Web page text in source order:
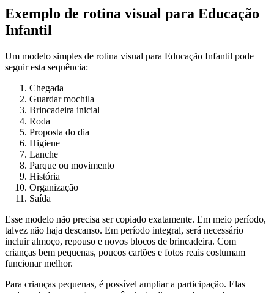
Exemplo de rotina visual para Educação
Infantil
Um modelo simples de rotina visual para Educação Infantil pode
seguir esta sequência:
Chegada
Guardar mochila
Brincadeira inicial
Roda
Proposta do dia
Higiene
Lanche
Parque ou movimento
História
Organização
Saída
Esse modelo não precisa ser copiado exatamente. Em meio período,
talvez não haja descanso. Em período integral, será necessário
incluir almoço, repouso e novos blocos de brincadeira. Com
crianças bem pequenas, poucos cartões e fotos reais costumam
funcionar melhor.
Para crianças pequenas, é possível ampliar a participação. Elas